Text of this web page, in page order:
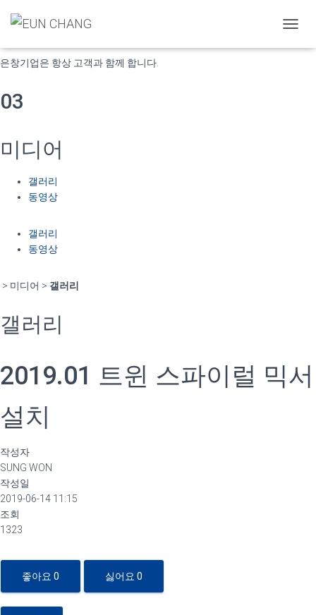
비
고객의 미래가치 창조
은창기업은 항상 고객과 함께 합니다.
03
미디어
갤러리
동영상
갤러리
동영상
> 미디어 > 갤러리
갤러리
2019.01 트윈 스파이럴 믹서
설치
작성자
SUNG WON
작성일
2019-06-14 11:15
조회
1323
좋아요 0 싫어요 0